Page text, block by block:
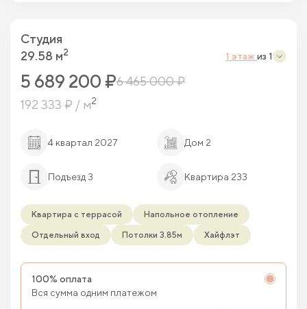
Студия
29.58 м2 1 этаж из 1
5 689 200 ₽6 465 000 ₽
192 333 ₽ / м2
4 квартал 2027 Дом 2
Подъезд 3 Квартира 233
Квартира с террасой Напольное отопление
Отдельный вход Потолки 3.85м Хайфлэт
100% оплата
Вся сумма одним платежом